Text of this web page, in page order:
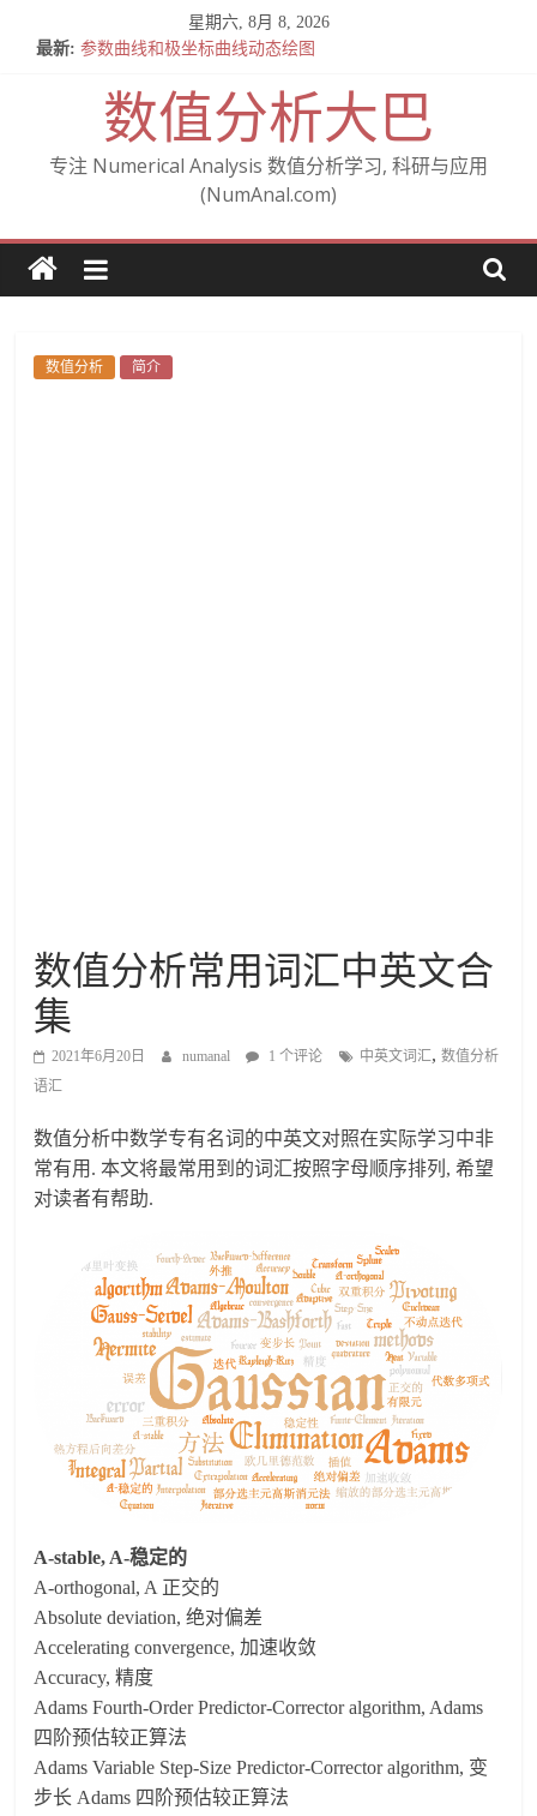
星期六, 8月 8, 2026
最新:
A note on Gudi’s analysis of the IPDG method
全微分与施托尔茨(Stolz)
关于混合偏导数相等的定理 — Clairaut 定理 (施瓦茨定理)
From Cartesian to polar (从笛卡尔坐标到极坐标)
数值分析大巴
专注 Numerical Analysis 数值分析学习, 科研与应用
(NumAnal.com)
数值分析 简介
数值分析常用词汇中英文合
集
2021年6月20日 numanal 1 个评论 中英文词汇,数值分析
语汇
数值分析中数学专有名词的中英文对照在实际学习中非
常有用. 本文将最常用到的词汇按照字母顺序排列, 希望
对读者有帮助.
A-stable, A-稳定的
A-orthogonal, A 正交的
Absolute deviation, 绝对偏差
Accelerating convergence, 加速收敛
Accuracy, 精度
Adams Fourth-Order Predictor-Corrector algorithm, Adams
四阶预估较正算法
Adams Variable Step-Size Predictor-Corrector algorithm, 变
步长 Adams 四阶预估较正算法